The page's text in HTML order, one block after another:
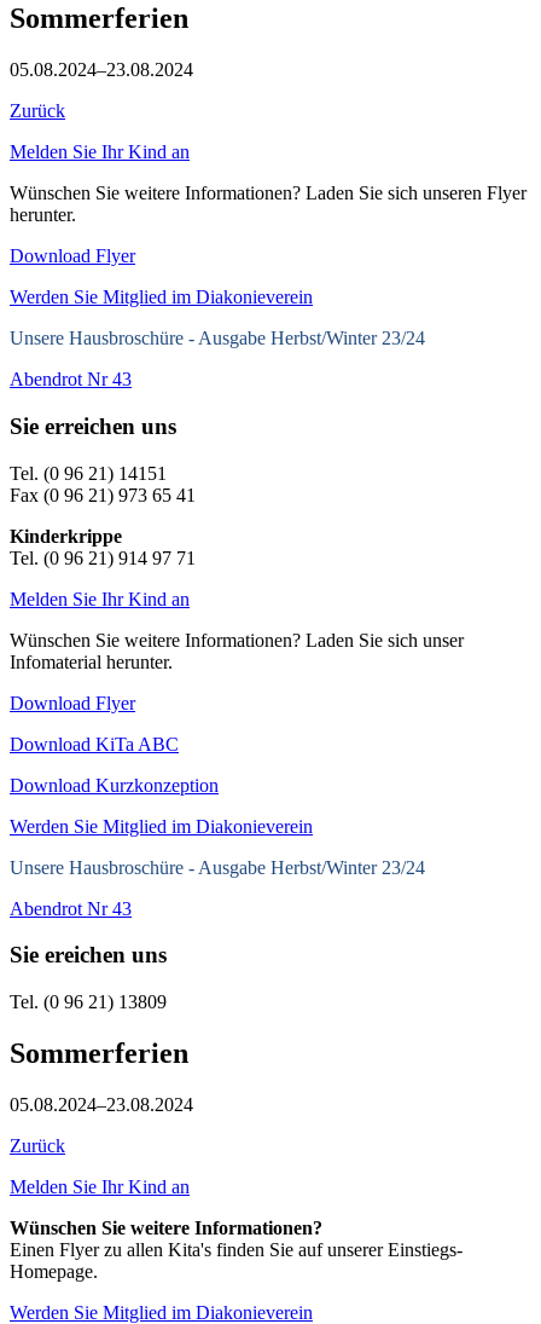
Sommerferien
05.08.2024–23.08.2024
Zurück
Melden Sie Ihr Kind an
Wünschen Sie weitere Informationen? Laden Sie sich unseren Flyer
herunter.
Download Flyer
Werden Sie Mitglied im Diakonieverein
Unsere Hausbroschüre - Ausgabe Herbst/Winter 23/24
Abendrot Nr 43
Sie erreichen uns
Tel. (0 96 21) 14151
Fax (0 96 21) 973 65 41
Kinderkrippe
Tel. (0 96 21) 914 97 71
Melden Sie Ihr Kind an
Wünschen Sie weitere Informationen? Laden Sie sich unser
Infomaterial herunter.
Download Flyer
Download KiTa ABC
Download Kurzkonzeption
Werden Sie Mitglied im Diakonieverein
Unsere Hausbroschüre - Ausgabe Herbst/Winter 23/24
Abendrot Nr 43
Sie ereichen uns
Tel. (0 96 21) 13809
Sommerferien
05.08.2024–23.08.2024
Zurück
Melden Sie Ihr Kind an
Wünschen Sie weitere Informationen?
Einen Flyer zu allen Kita's finden Sie auf unserer Einstiegs-
Homepage.
Werden Sie Mitglied im Diakonieverein